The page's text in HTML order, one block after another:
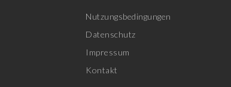
Nutzungsbedingungen
Datenschutz
Impressum
Kontakt